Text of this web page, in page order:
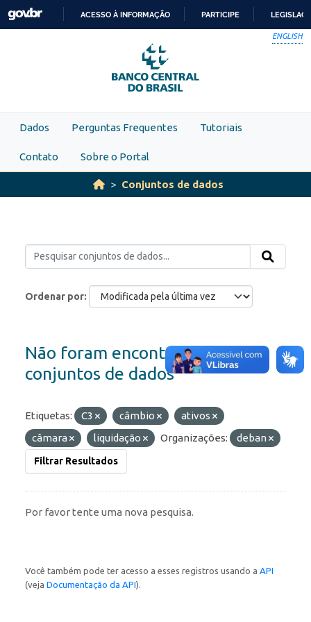
Skip to main content
PARA
O
CONTEÚDO
ACESSO À INFORMAÇÃO PARTICIPE
ENGLISH
Dados Perguntas Frequentes Tutoriais
Contato Sobre o Portal
Conjuntos de dados
Ordenar por
Não foram encontrados
conjuntos de dados
Etiquetas: C3 câmbio
ativos
câmara
liquidação Organizações: deban
Filtrar Resultados
Por favor tente uma nova pesquisa.
Você também pode ter acesso a esses registros usando a API
(veja Documentação da API).